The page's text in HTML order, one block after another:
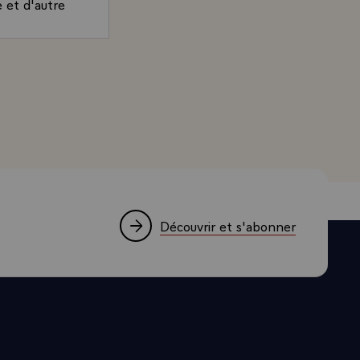
Les
industriels
grandes,
de
de la République, sur le rôle des Français
Découvrir et s'abonner